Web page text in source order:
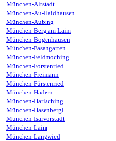
München-Altstadt
München-Au-Haidhausen
München-Aubing
München-Berg am Laim
München-Bogenhausen
München-Fasangarten
München-Feldmoching
München-Forstenried
München-Freimann
München-Fürstenried
München-Hadern
München-Harlaching
München-Hasenbergl
München-Isarvorstadt
München-Laim
München-Langwied